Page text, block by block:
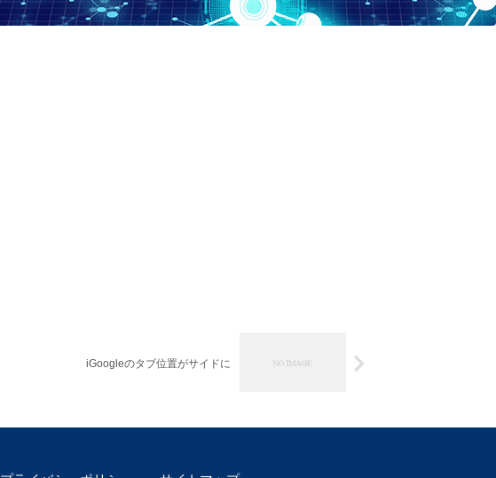
iGoogleのタブ位置がサイドに